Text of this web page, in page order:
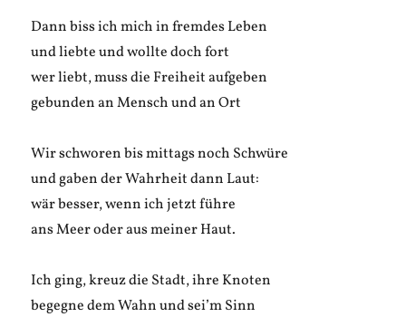
Dann biss ich mich in fremdes Leben
und liebte und wollte doch fort
wer liebt, muss die Freiheit aufgeben
gebunden an Mensch und an Ort
Wir schworen bis mittags noch Schwüre
und gaben der Wahrheit dann Laut:
wär besser, wenn ich jetzt führe
ans Meer oder aus meiner Haut.
Ich ging, kreuz die Stadt, ihre Knoten
begegne dem Wahn und sei’m Sinn